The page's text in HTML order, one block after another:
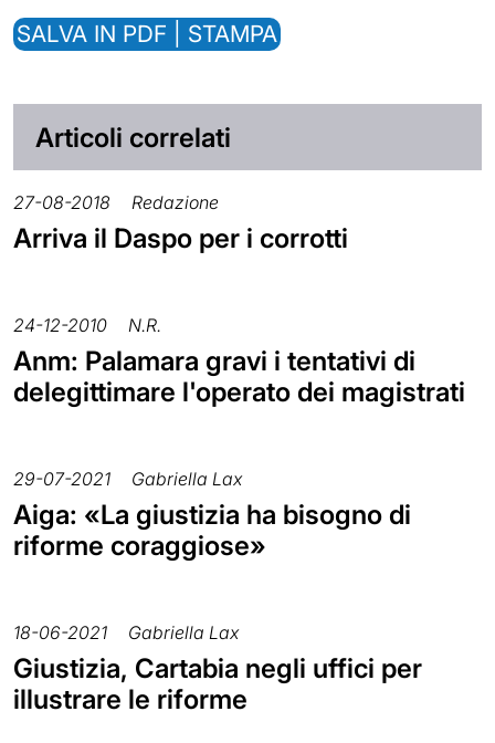
SALVA IN PDF | STAMPA
Articoli correlati
27-08-2018 Redazione
Arriva il Daspo per i corrotti
24-12-2010 N.R.
Anm: Palamara gravi i tentativi di
delegittimare l'operato dei magistrati
29-07-2021 Gabriella Lax
Aiga: «La giustizia ha bisogno di
riforme coraggiose»
18-06-2021 Gabriella Lax
Giustizia, Cartabia negli uffici per
illustrare le riforme